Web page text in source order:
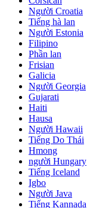
Người Croatia
Tiếng hà lan
Người Estonia
Filipino
Phần lan
Frisian
Galicia
Người Georgia
Gujarati
Haiti
Hausa
Người Hawaii
Tiếng Do Thái
Hmong
người Hungary
Tiếng Iceland
Igbo
Người Java
Tiếng Kannada